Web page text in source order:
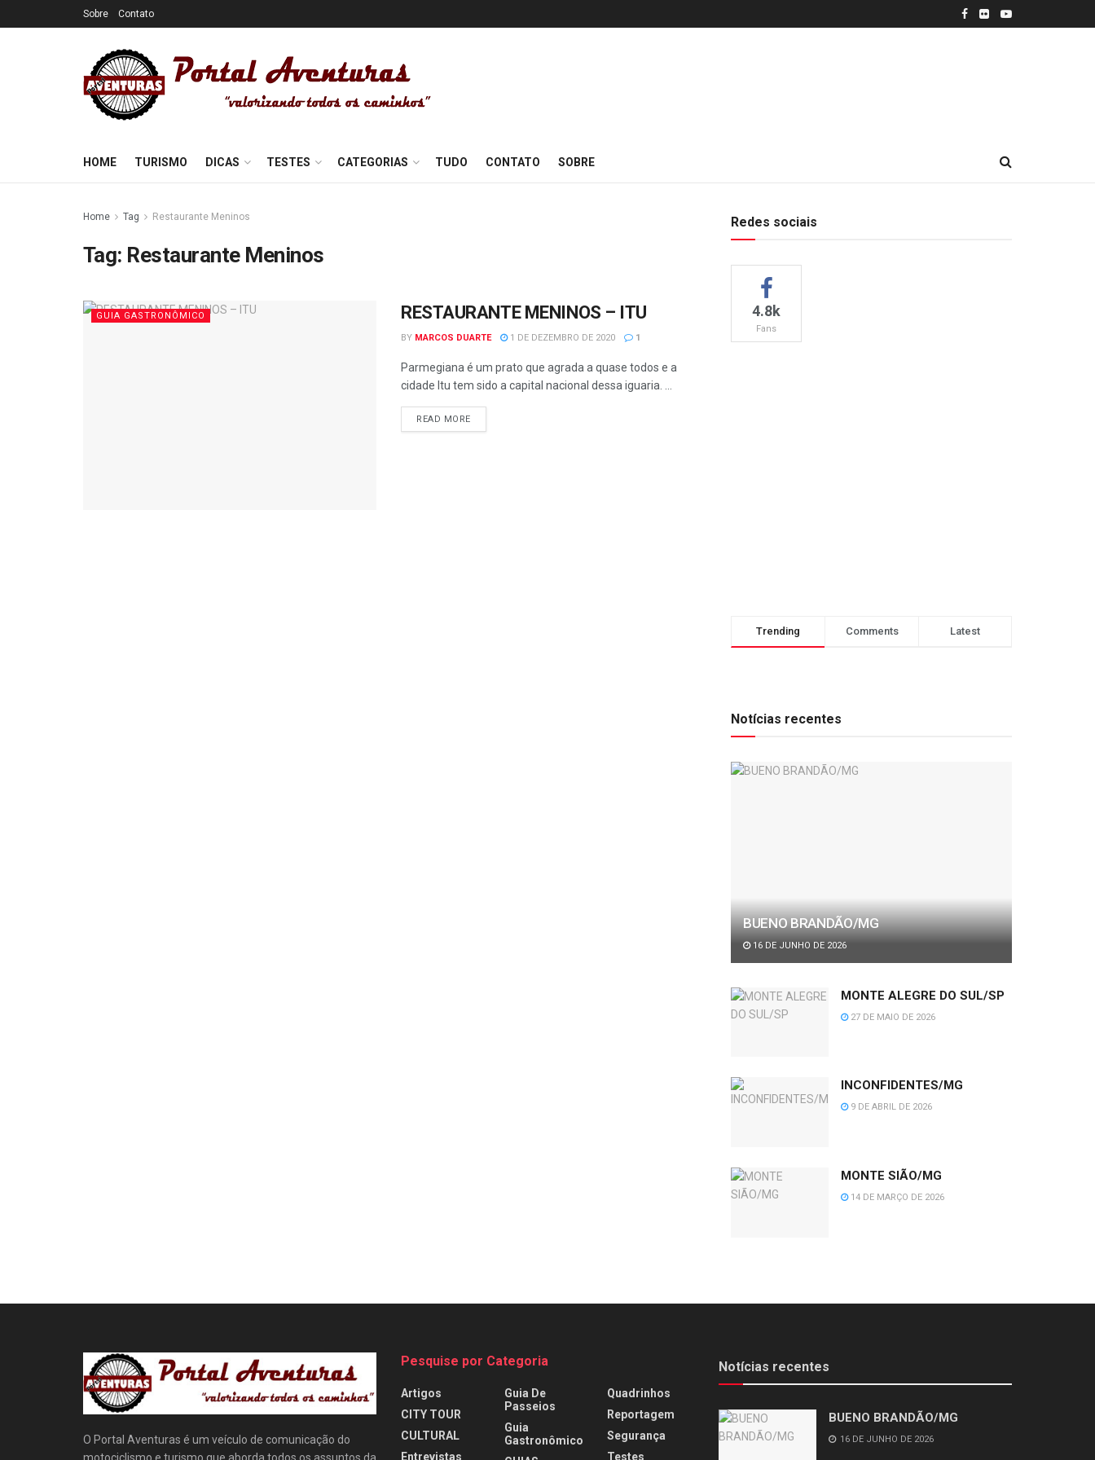
Sobre Contato
HOME TURISMO DICAS TESTES CATEGORIAS TUDO CONTATO SOBRE
Home Tag Restaurante Meninos
Tag: Restaurante Meninos
GUIA GASTRONÔMICO RESTAURANTE MENINOS – ITU
BY MARCOS DUARTE 1 DE DEZEMBRO DE 2020 1
Parmegiana é um prato que agrada a quase todos e a
cidade Itu tem sido a capital nacional dessa iguaria. ...
READ MORE
Redes sociais
4.8k
Fans
Trending Comments Latest
Notícias recentes
BUENO BRANDÃO/MG
16 DE JUNHO DE 2026
MONTE ALEGRE DO SUL/SP
27 DE MAIO DE 2026
INCONFIDENTES/MG
9 DE ABRIL DE 2026
MONTE SIÃO/MG
14 DE MARÇO DE 2026
O Portal Aventuras é um veículo de comunicação do
Pesquise por Categoria
Artigos
CITY TOUR
CULTURAL
Entrevistas
Guia De
Passeios
Guia
Gastronômico
Quadrinhos
Reportagem
Segurança
Testes
Notícias recentes
BUENO BRANDÃO/MG
16 DE JUNHO DE 2026